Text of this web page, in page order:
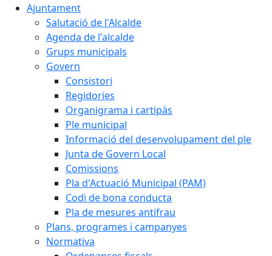
Ajuntament
Salutació de l'Alcalde
Agenda de l'alcalde
Grups municipals
Govern
Consistori
Regidories
Organigrama i cartipàs
Ple municipal
Informació del desenvolupament del ple
Junta de Govern Local
Comissions
Pla d'Actuació Municipal (PAM)
Codi de bona conducta
Pla de mesures antifrau
Plans, programes i campanyes
Normativa